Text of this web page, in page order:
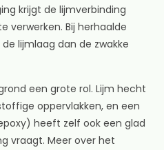
krijgt de lijmverbinding
verwerken. Bij herhaalde
lijmlaag dan de zwakke
een grote rol. Lijm hecht
oppervlakken, en een
heeft zelf ook een glad
vraagt. Meer over het